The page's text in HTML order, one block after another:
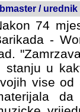
/ urednik
74
-
stanju u
vise od